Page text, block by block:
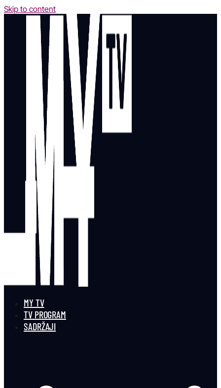
Skip to content
MY TV
TV PROGRAM
SADRŽAJI